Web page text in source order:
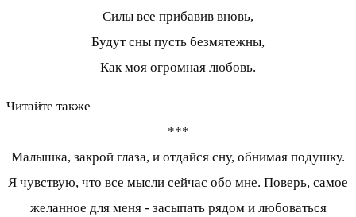
Силы все прибавив вновь,
Будут сны пусть безмятежны,
Как моя огромная любовь.
Читайте также
***
Малышка, закрой глаза, и отдайся сну, обнимая подушку.
Я чувствую, что все мысли сейчас обо мне. Поверь, самое
желанное для меня - засыпать рядом и любоваться